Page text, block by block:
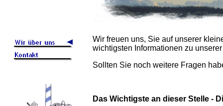
Wir freuen uns, Sie auf unserer
wichtigsten Informationen zu
Sollten Sie noch weitere Fragen
Das Wichtigste an dieser Stelle -